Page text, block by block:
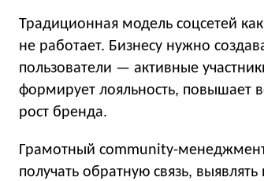
Традиционная модель соцсетей
не работает. Бизнесу нужно
пользователи — активные
формирует лояльность, повышает
рост бренда.
Грамотный community-
получать обратную связь,